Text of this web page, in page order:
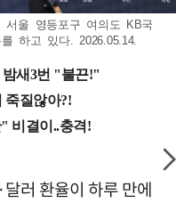
울 영등포구 여의도 KB국
하고 있다. 2026.05.14.
러 환율이 하루 만에